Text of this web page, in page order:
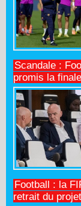
Scandale :
promis la
Football : la
retrait du